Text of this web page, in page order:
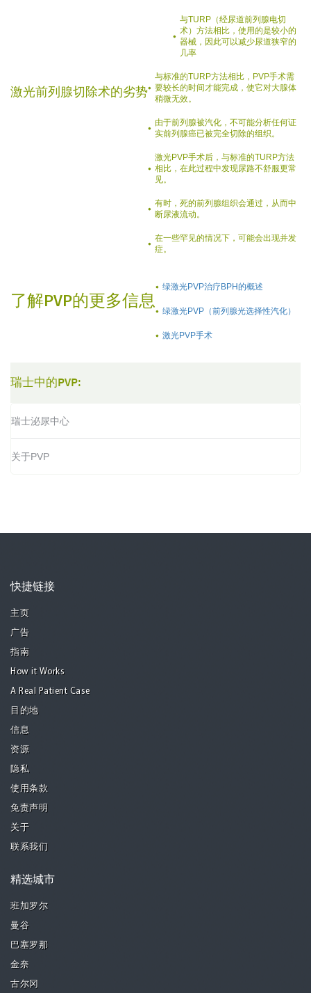
与TURP（经尿道前列腺电切
术）方法相比，使用的是较小的
器械，因此可以减少尿道狭窄的
几率
激光前列腺切除术的劣势
与标准的TURP方法相比，PVP手术需
要较长的时间才能完成，使它对大腺体
稍微无效。
由于前列腺被汽化，不可能分析任何证
实前列腺癌已被完全切除的组织。
激光PVP手术后，与标准的TURP方法
相比，在此过程中发现尿路不舒服更常
见。
有时，死的前列腺组织会通过，从而中
断尿液流动。
在一些罕见的情况下，可能会出现并发
症。
了解PVP的更多信息
绿激光PVP治疗BPH的概述
绿激光PVP（前列腺光选择性汽化）
激光PVP手术
瑞士中的PVP:
瑞士泌尿中心
关于PVP
快捷链接
主页
广告
指南
How it Works
A Real Patient Case
目的地
信息
资源
隐私
使用条款
免责声明
关于
联系我们
精选城市
班加罗尔
曼谷
巴塞罗那
金奈
古尔冈